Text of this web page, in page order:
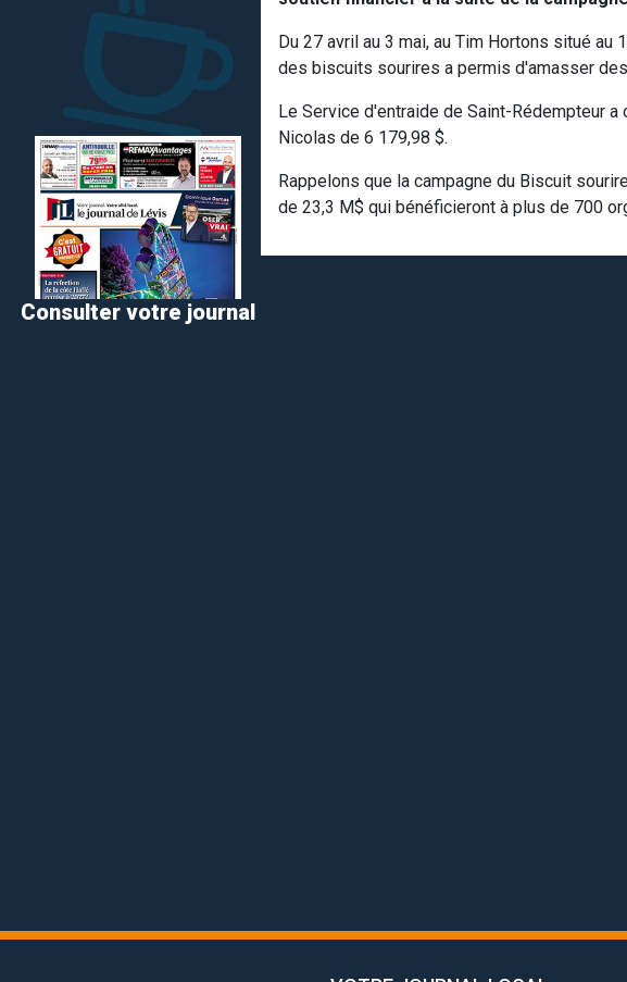
Consulter votre journal
Du 27 avril au 3 mai, au Tim Hortons situé
des biscuits sourires a permis d'amasser
Le Service d'entraide de Saint-Rédempteur
Nicolas de 6 179,98 $.
Rappelons que la campagne du Biscuit
de 23,3 M$ qui bénéficieront à plus de 700